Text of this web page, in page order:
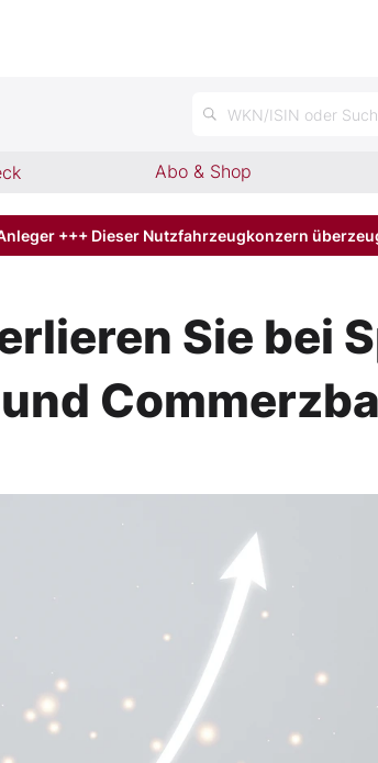
WKN/ISIN oder
Abo & Shop
+++ Dieser Nutzfahrzeugkonzern
Sie bei